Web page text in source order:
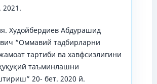
2021.
Худойбердиев Абдурашид
“Оммавий тадбирларни
тартиби ва хавфсизлигини
таъминлашни
20- бет. 2020 й.